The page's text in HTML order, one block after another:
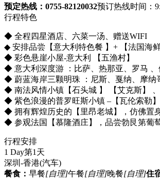
预定热线：0755-82120032预订热线时间：
行程特色
◆ 全程四星酒店、六菜一汤、赠送WIFI
◆ 安排品尝【意大利特色餐 】+ 【法国海鲜
◆ 彩色悬崖小屋-意大利 【五渔村】
◆ 意大利深度游 ：比萨、热那亚、罗马 、
◆ 蔚蓝海岸三颗明珠 ：尼斯、戛纳、摩纳
◆ 南法风情小镇【石头城 】 【艾克斯】
◆ 紫色浪漫的普罗旺斯小镇 –【瓦伦索勒
◆ 拥有辉煌历史的【里昂老城】，仿佛置
◆ 参观法国【慕隆酒庄】，品尝勃艮第葡
行程安排
1 Day第1天
深圳-香港(汽车)
餐食： 早餐[自理]午餐[自理]晚餐[自理]住